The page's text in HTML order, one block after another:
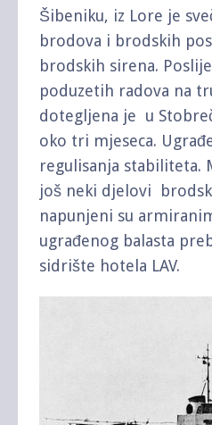
Šibeniku, iz Lore je
brodova i brodskih
brodskih sirena.
poduzetih radova na
dotegljena je u
oko tri mjeseca.
regulisanja stabiliteta.
još neki djelovi
napunjeni su
ugrađenog balasta
sidrište hotela LAV.